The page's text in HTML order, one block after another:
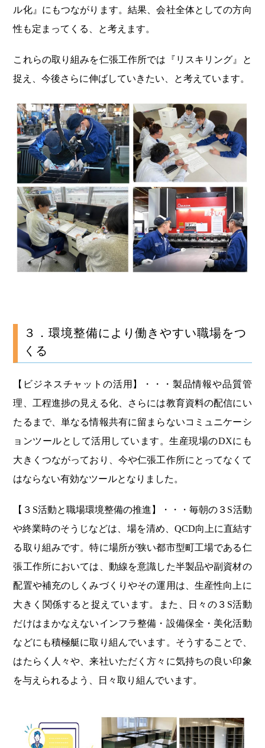
ル化』にもつながります。結果、会社全体としての方向
性も定まってくる、と考えます。
これらの取り組みを仁張工作所では『リスキリング』と
捉え、今後さらに伸ばしていきたい、と考えています。
３．環境整備により働きやすい職場をつ
くる
【ビジネスチャットの活用】・・・製品情報や品質管
理、工程進捗の見える化、さらには教育資料の配信にい
たるまで、単なる情報共有に留まらないコミュニケーシ
ョンツールとして活用しています。生産現場のDXにも
大きくつながっており、今や仁張工作所にとってなくて
はならない有効なツールとなりました。
【３S活動と職場環境整備の推進】・・・毎朝の３S活動
や終業時のそうじなどは、場を清め、QCD向上に直結す
る取り組みです。特に場所が狭い都市型町工場である仁
張工作所においては、動線を意識した半製品や副資材の
配置や補充のしくみづくりやその運用は、生産性向上に
大きく関係すると捉えています。また、日々の３S活動
だけはまかなえないインフラ整備・設備保全・美化活動
などにも積極艇に取り組んでいます。そうすることで、
はたらく人々や、来社いただく方々に気持ちの良い印象
を与えられるよう、日々取り組んでいます。